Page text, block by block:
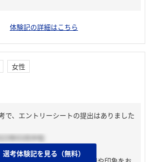
体験記の詳細はこちら
女性
で、エントリーシートの提出はありました
年03月中旬
問】
選考体験記を見る（無料）